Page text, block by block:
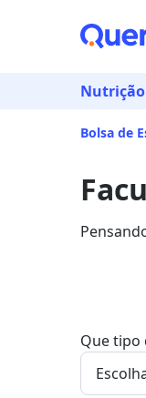
Bolsa de
Que tipo